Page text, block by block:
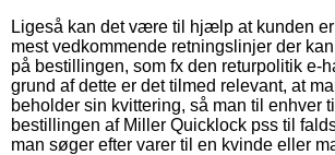
Ligeså kan det være til hjælp at kunden
mest vedkommende retningslinjer der
på bestillingen, som fx den returpolitik e-
grund af dette er det tilmed relevant, at
beholder sin kvittering, så man til enhver
bestillingen af Miller Quicklock pss til
man søger efter varer til en kvinde eller